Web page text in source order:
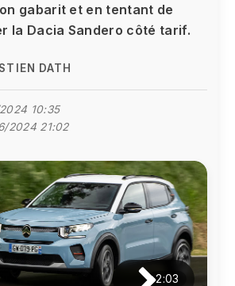
gabarit et en tentant de
la Dacia Sandero côté tarif.
DATH
10:35
2024 21:02
2:03